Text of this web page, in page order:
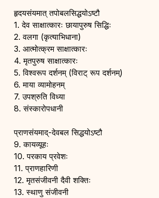
हृदयसंयमात् तपोबलसिद्धयोऽष्टौ
1. देव साक्षात्कारः छायापुरुष सिद्धिः
2. वलगा (कृत्याभिधाना)
3. आत्मोत्क्रम साक्षात्कारः
4. मृतपुरुष साक्षात्कारः
5. विश्वरूप दर्शनम् (विराट् रूप दर्शनम्)
6. माया व्यामोहनम्
7. उपश्रुति विध्या
8. संस्कारोपधानी
प्राणसंयमाद्-देवबल सिद्धयोऽष्टौ
9. कायव्यूहः
10. परकाय प्रवेशः
11. प्राणहारिणी
12. मृतसंजीवनी दैवी शक्तिः
13. स्थाणु संजीवनी